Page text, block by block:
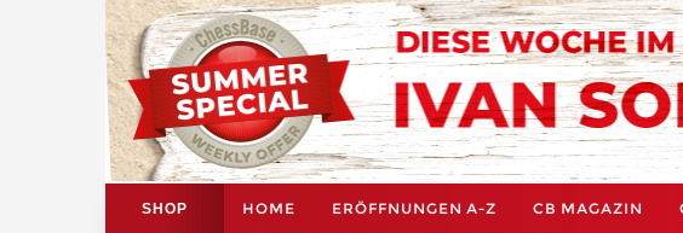
SHOP HOME ERÖFFNUNGEN A-Z CB MAGAZIN